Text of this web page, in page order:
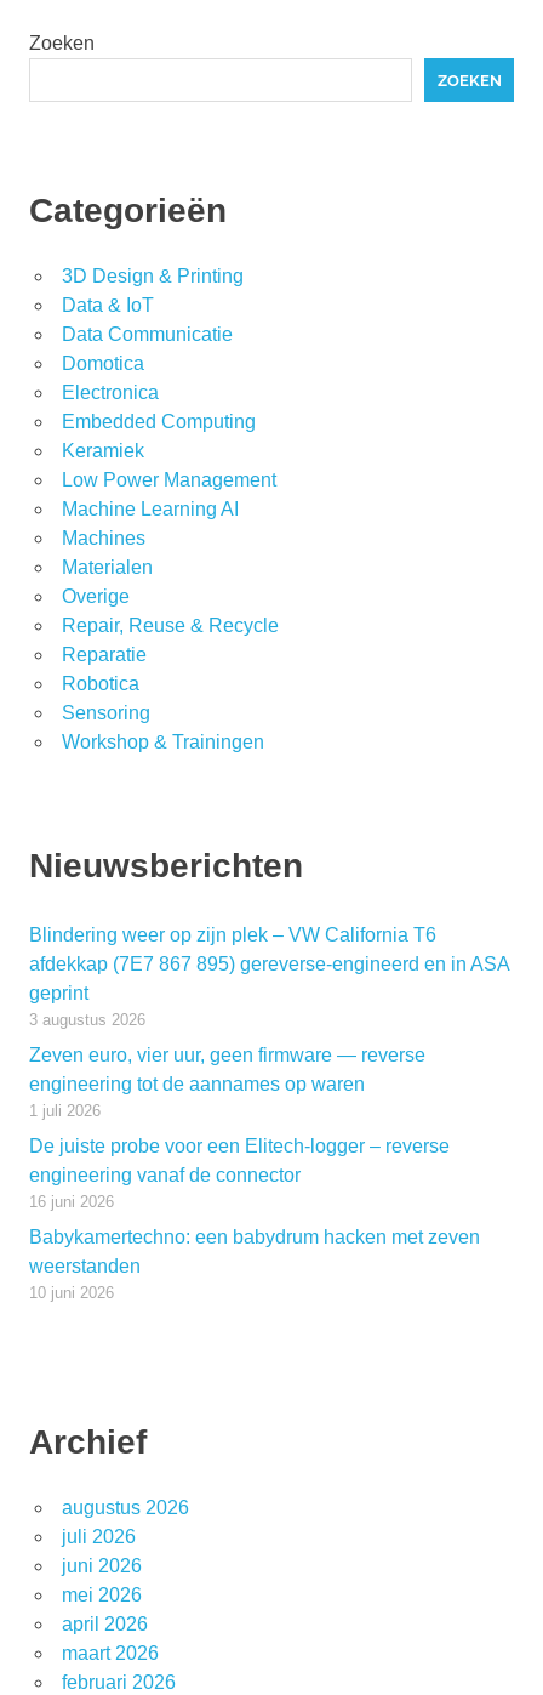
Zoeken
ZOEKEN
Categorieën
3D Design & Printing
Data & IoT
Data Communicatie
Domotica
Electronica
Embedded Computing
Keramiek
Low Power Management
Machine Learning AI
Machines
Materialen
Overige
Repair, Reuse & Recycle
Reparatie
Robotica
Sensoring
Workshop & Trainingen
Nieuwsberichten
Blindering weer op zijn plek – VW California T6
afdekkap (7E7 867 895) gereverse-engineerd en in ASA
geprint
3 augustus 2026
Zeven euro, vier uur, geen firmware — reverse
engineering tot de aannames op waren
1 juli 2026
De juiste probe voor een Elitech-logger – reverse
engineering vanaf de connector
16 juni 2026
Babykamertechno: een babydrum hacken met zeven
weerstanden
10 juni 2026
Archief
augustus 2026
juli 2026
juni 2026
mei 2026
april 2026
maart 2026
februari 2026